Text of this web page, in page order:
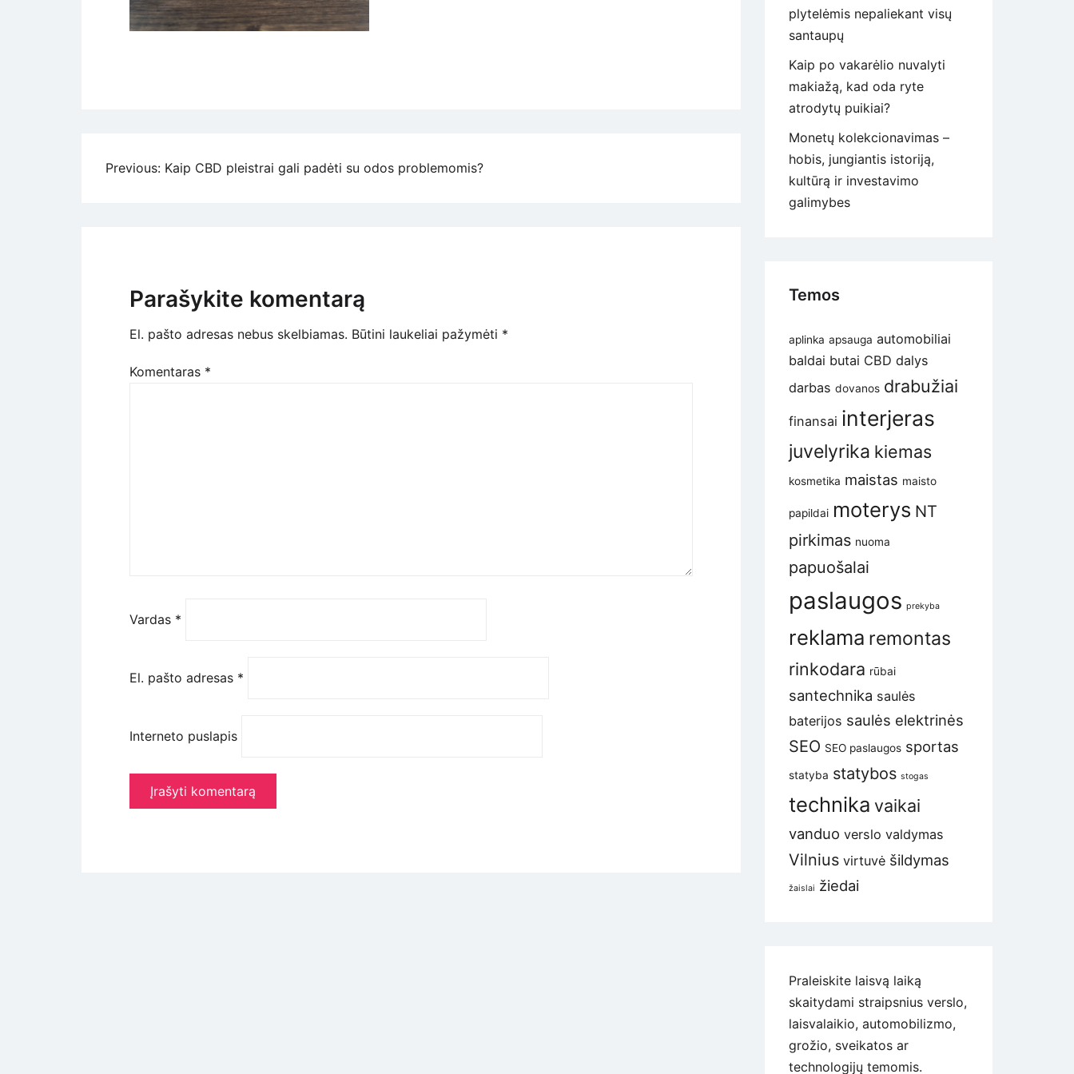
Navigacija
Previous: Kaip CBD pleistrai gali padėti su odos problemomis?
Parašykite komentarą
El. pašto adresas nebus skelbiamas. Būtini laukeliai pažymėti *
Komentaras *
Vardas *
El. pašto adresas *
Interneto puslapis
plytelėmis nepaliekant visų
santaupų
Kaip po vakarėlio nuvalyti
makiažą, kad oda ryte
atrodytų puikiai?
Monetų kolekcionavimas –
hobis, jungiantis istoriją,
kultūrą ir investavimo
galimybes
Temos
aplinka apsauga automobiliai
baldai butai CBD dalys
darbas dovanos drabužiai
finansai interjeras
juvelyrika kiemas
kosmetika maistas maisto
papildai moterys NT
pirkimas nuoma
papuošalai
paslaugos prekyba
reklama remontas
rinkodara rūbai
santechnika saulės
baterijos saulės elektrinės
SEO SEO paslaugos sportas
statyba statybos stogas
technika vaikai
vanduo verslo valdymas
Vilnius virtuvė šildymas
žaislai žiedai
Praleiskite laisvą laiką
skaitydami straipsnius verslo,
laisvalaikio, automobilizmo,
grožio, sveikatos ar
technologijų temomis.